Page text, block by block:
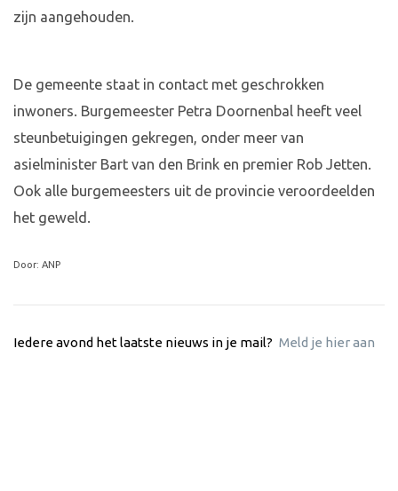
zijn aangehouden.
De gemeente staat in contact met geschrokken
inwoners. Burgemeester Petra Doornenbal heeft veel
steunbetuigingen gekregen, onder meer van
asielminister Bart van den Brink en premier Rob Jetten.
Ook alle burgemeesters uit de provincie veroordeelden
het geweld.
Door: ANP
Iedere avond het laatste nieuws in je mail? Meld je hier aan